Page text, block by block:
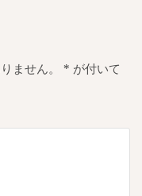
ません。 * が付いて